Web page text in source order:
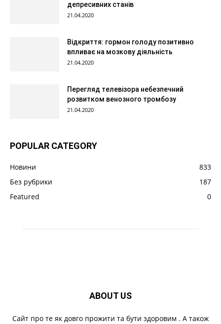
депресивних станів
21.04.2020
Відкриття: гормон голоду позитивно
впливає на мозкову діяльність
21.04.2020
Перегляд телевізора небезпечний
розвитком венозного тромбозу
21.04.2020
POPULAR CATEGORY
Новини
833
Без рубрики
187
Featured
0
ABOUT US
Cайт про те як довго прожити та бути здоровим . А також